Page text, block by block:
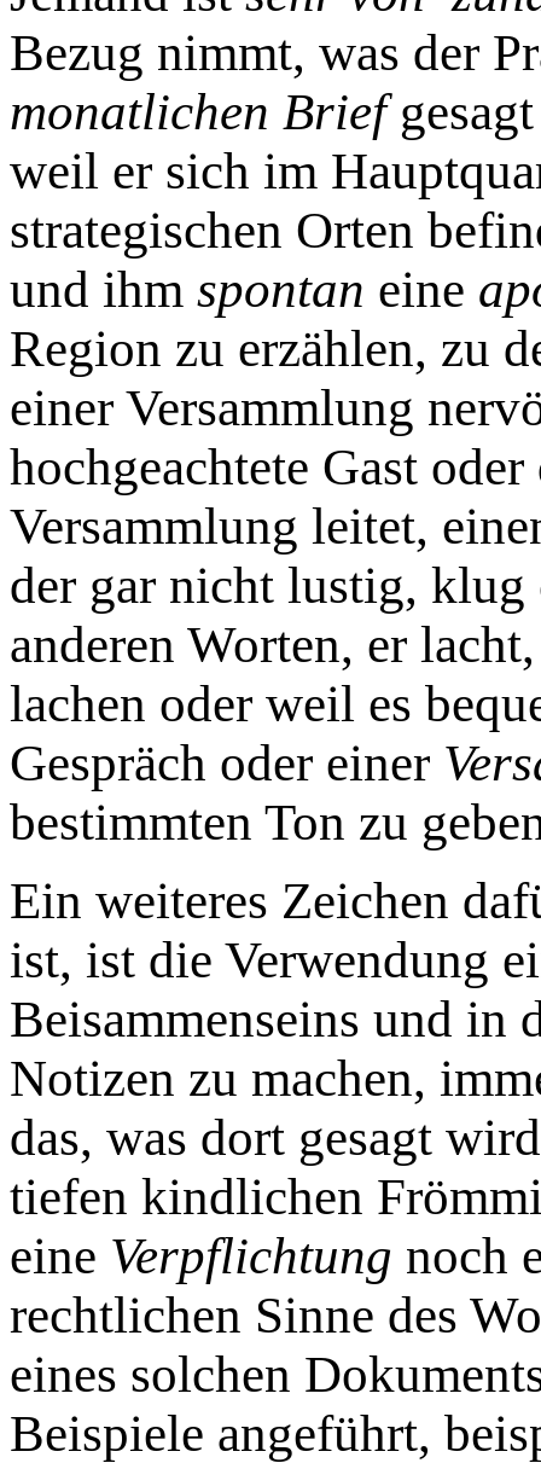
Bezug nimmt, was der
monatlichen Brief
weil er sich im
strategischen Orten
und ihm spontan eine
Region zu erzählen, zu
einer Versammlung
hochgeachtete Gast
Versammlung leitet,
der gar nicht lustig,
anderen Worten, er
lachen oder weil es
Gespräch oder einer
bestimmten Ton zu
Ein weiteres Zeichen
ist, ist die Verwendung
Beisammenseins und in
Notizen zu machen,
das, was dort gesagt
tiefen kindlichen
eine Verpflichtung noch
rechtlichen Sinne des
eines solchen
Beispiele angeführt,